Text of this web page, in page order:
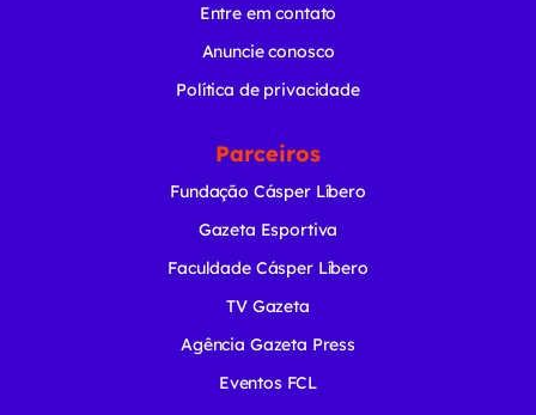
Entre em contato
Anuncie conosco
Política de privacidade
Parceiros
Fundação Cásper Líbero
Gazeta Esportiva
Faculdade Cásper Líbero
TV Gazeta
Agência Gazeta Press
Eventos FCL